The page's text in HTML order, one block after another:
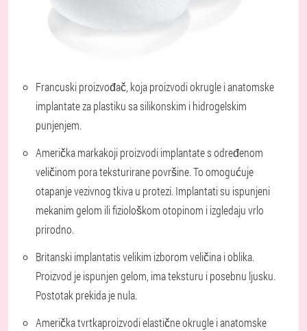
Francuski proizvođač, koja proizvodi okrugle i anatomske
implantate za plastiku sa silikonskim i hidrogelskim
punjenjem.
Američka markakoji proizvodi implantate s određenom
veličinom pora teksturirane površine. To omogućuje
otapanje vezivnog tkiva u protezi. Implantati su ispunjeni
mekanim gelom ili fiziološkom otopinom i izgledaju vrlo
prirodno.
Britanski implantatis velikim izborom veličina i oblika.
Proizvod je ispunjen gelom, ima teksturu i posebnu ljusku.
Postotak prekida je nula.
Američka tvrtkaproizvodi elastične okrugle i anatomske